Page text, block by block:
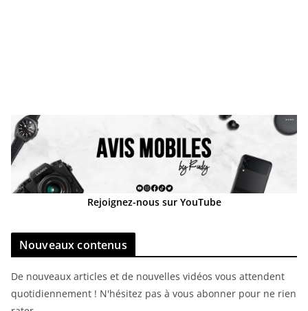
Rejoignez-nous sur YouTube
Nouveaux contenus
De nouveaux articles et de nouvelles vidéos vous attendent
quotidiennement ! N'hésitez pas à vous abonner pour ne rien